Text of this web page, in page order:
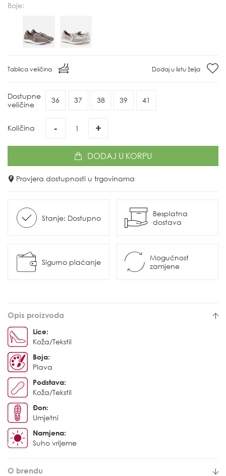
Boje:
Tablica veličina Dodaj u listu želja
Dostupne
veličine
36 37 38 39 41
Količina - +
DODAJ U KORPU
Provjera dostupnosti u trgovinama
Stanje: Dostupno
Besplatna
dostava
Sigurno plaćanje
Mogućnost
zamjene
Opis proizvoda
Lice:
Koža/Tekstil
Boja:
Plava
Podstava:
Koža/Tekstil
Đon:
Umjetni
Namjena:
Suho vrijeme
O brendu